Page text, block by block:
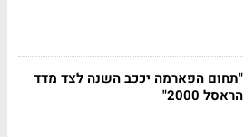
"תחום הפארמה יככב השנה לצד מדד
הראסל 2000"